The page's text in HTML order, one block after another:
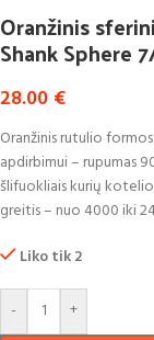
Oranžinis
Shank Sphere
28.00 €
Oranžinis rutulio
apdirbimui – rupumas
šlifuokliais kurių
greitis – nuo 4000 iki
Liko tik 2
- +